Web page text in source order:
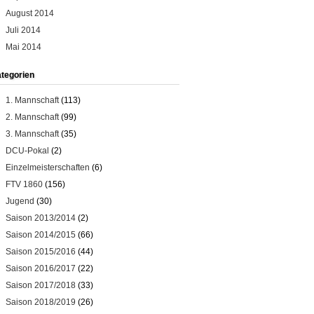
August 2014
Juli 2014
Mai 2014
1. Mannschaft(113)
2. Mannschaft(99)
3. Mannschaft(35)
DCU-Pokal (2)
Einzelmeisterschaften (6)
FTV 1860 (156)
Jugend (30)
Saison 2013/2014 (2)
Saison 2014/2015 (66)
Saison 2015/2016 (44)
Saison 2016/2017 (22)
Saison 2017/2018 (33)
Saison 2018/2019 (26)